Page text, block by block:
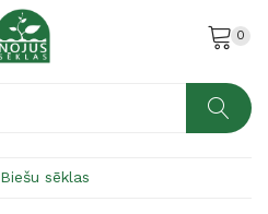
0
Biešu sēklas